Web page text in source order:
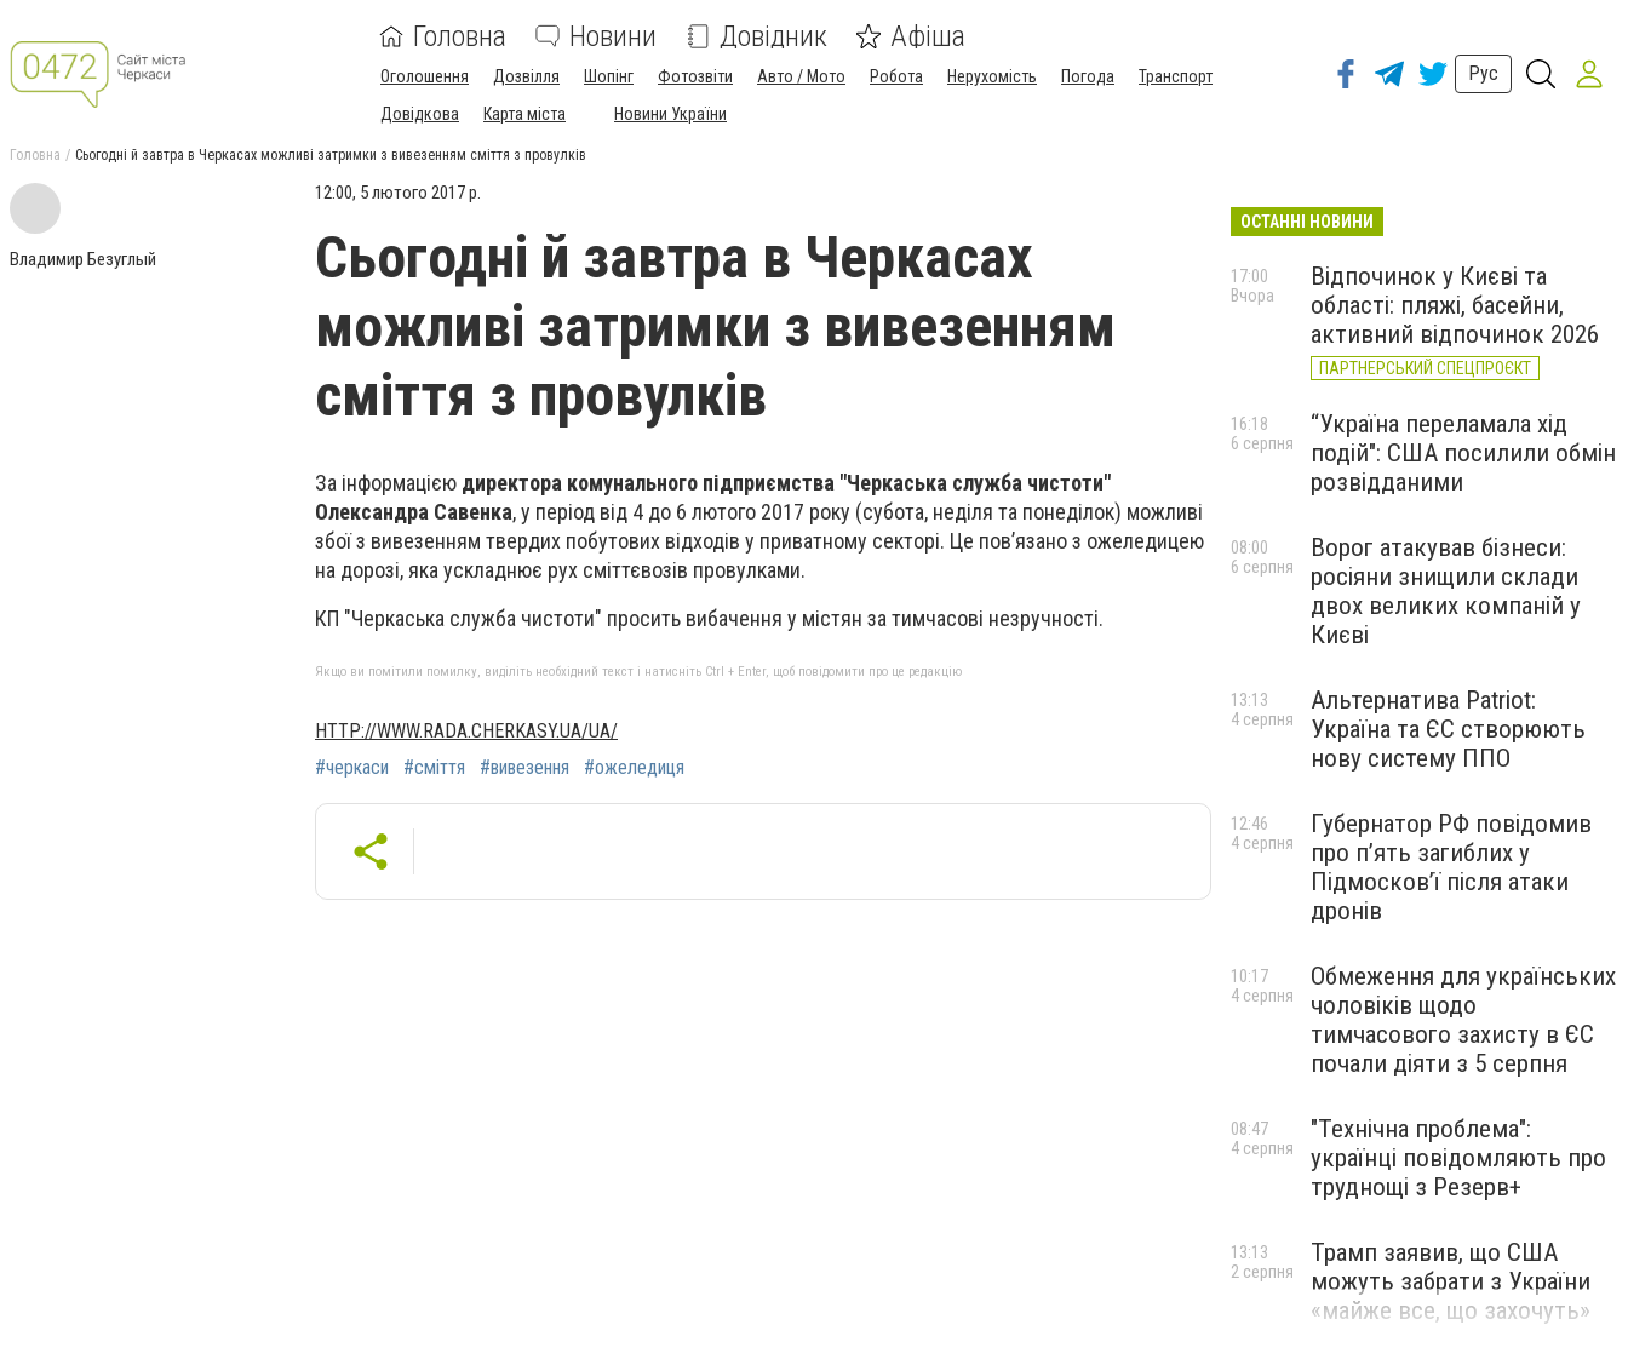
Головна Новини Довідник Афіша
Оголошення Дозвілля Шопінг Фотозвіти Авто / Мото Робота Нерухомість Погода
Транспорт
Довідкова
Карта міста Новини України
Рус
Головна Сьогодні й завтра в Черкасах можливі затримки з вивезенням сміття з провулків
Владимир Безуглый
12:00, 5 лютого 2017 р.
Сьогодні й завтра в Черкасах
можливі затримки з вивезенням
сміття з провулків
За інформацією директора комунального підприємства "Черкаська служба чистоти"
Олександра Савенка, у період від 4 до 6 лютого 2017 року (субота, неділя та понеділок) можливі
збої з вивезенням твердих побутових відходів у приватному секторі. Це пов’язано з ожеледицею
на дорозі, яка ускладнює рух сміттєвозів провулками.
КП "Черкаська служба чистоти" просить вибачення у містян за тимчасові незручності.
Якщо ви помітили помилку, виділіть необхідний текст і натисніть Ctrl + Enter, щоб повідомити про це редакцію
HTTP://WWW.RADA.CHERKASY.UA/UA/
#черкаси
#сміття #вивезення #ожеледиця
ОСТАННІ НОВИНИ
Відпочинок у Києві та
області: пляжі, басейни,
активний відпочинок 2026
ПАРТНЕРСЬКИЙ СПЕЦПРОЄКТ
17:00
Вчора
“Україна переламала хід
подій": США посилили обмін
розвідданими
16:18
6 серпня
Ворог атакував бізнеси:
росіяни знищили склади
двох великих компаній у
Києві
08:00
6 серпня
Альтернатива Patriot:
Україна та ЄС створюють
нову систему ППО
13:13
4 серпня
Губернатор РФ повідомив
про п’ять загиблих у
Підмосков’ї після атаки
дронів
12:46
4 серпня
Обмеження для українських
чоловіків щодо
тимчасового захисту в ЄС
почали діяти з 5 серпня
10:17
4 серпня
"Технічна проблема":
українці повідомляють про
труднощі з Резерв+
08:47
4 серпня
Трамп заявив, що США
можуть забрати з України
«майже все, що захочуть»
13:13
2 серпня